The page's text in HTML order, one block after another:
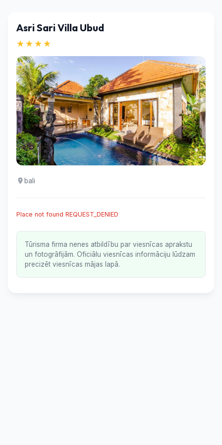
Asri Sari Villa Ubud
★★★★
bali
Place not found REQUEST_DENIED
Tūrisma firma nenes atbildību par viesnīcas aprakstu
un fotogrāfijām. Oficiālu viesnīcas informāciju lūdzam
precizēt viesnīcas mājas lapā.